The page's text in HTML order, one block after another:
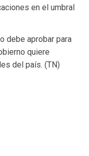
en el umbral
debe aprobar para
quiere
del país. (TN)